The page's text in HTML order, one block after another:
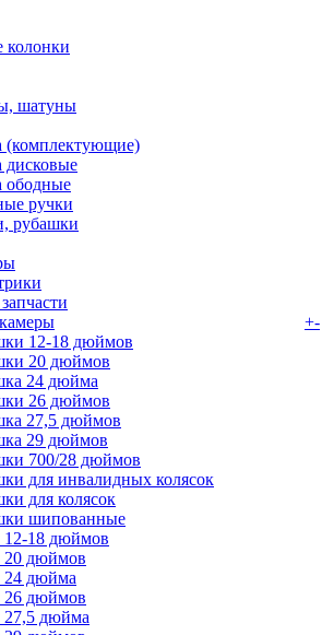
колонки
шатуны
(комплектующие)
дисковые
ободные
ручки
рубашки
+-
12-18 дюймов
20 дюймов
24 дюйма
26 дюймов
27,5 дюймов
29 дюймов
700/28 дюймов
для инвалидных колясок
для колясок
шипованные
18 дюймов
дюймов
дюйма
дюймов
дюйма